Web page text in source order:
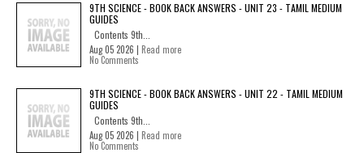
9TH SCIENCE - BOOK BACK ANSWERS - UNIT 23 - TAMIL MEDIUM
GUIDES
Contents 9th...
Aug 05 2026 | Read more
No Comments
9TH SCIENCE - BOOK BACK ANSWERS - UNIT 22 - TAMIL MEDIUM
GUIDES
Contents 9th...
Aug 05 2026 | Read more
No Comments